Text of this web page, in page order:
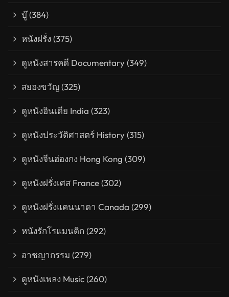
บู๊(384)
หนังฝรั่ง (375)
ดูหนังสารคดี Documentary(349)
สยองขวัญ(325)
ดูหนังอินเดีย India (323)
ดูหนังประวัติศาสตร์ History(315)
ดูหนังจีนฮ่องกง Hong Kong (309)
ดูหนังฝรั่งเศส France(302)
ดูหนังฝรั่งแคนนาดา Canada (299)
หนังรักโรแมนติก (292)
อาชญากรรม (279)
ดูหนังเพลง Music(260)